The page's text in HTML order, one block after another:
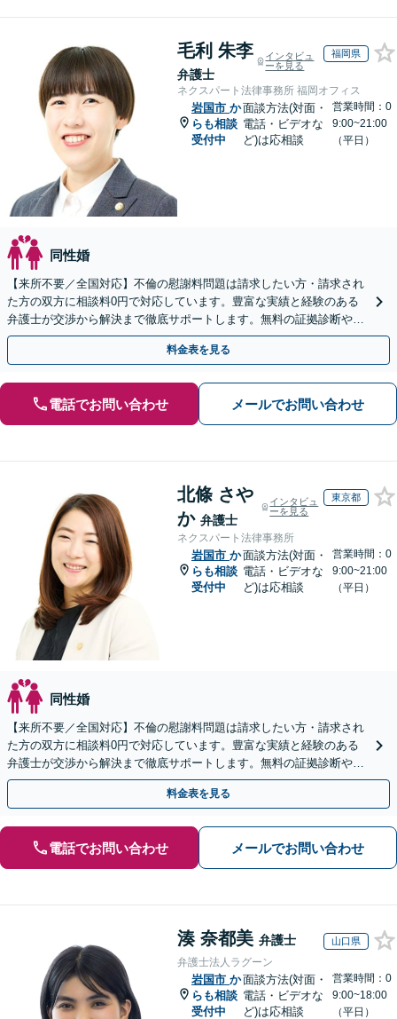
毛利 朱李
弁護士
インタビュ
ーを見る
福岡県
ネクスパート法律事務所 福岡オフィス
岩国市 か
らも相談
受付中
面談方法(対面・
電話・ビデオな
ど)は応相談
営業時間：0
9:00~21:00
（平日）
同性婚
【来所不要／全国対応】不倫の慰謝料問題は請求したい方・請求され
た方の双方に相談料0円で対応しています。豊富な実績と経験のある
弁護士が交渉から解決まで徹底サポートします。無料の証拠診断や着
手金の返還保証もありますので安心してご相談ください。
料金表を見る
電話でお問い合わせ メールでお問い合わせ
北條 さや
か 弁護士
インタビュ
ーを見る
東京都
ネクスパート法律事務所
岩国市 か
らも相談
受付中
面談方法(対面・
電話・ビデオな
ど)は応相談
営業時間：0
9:00~21:00
（平日）
同性婚
【来所不要／全国対応】不倫の慰謝料問題は請求したい方・請求され
た方の双方に相談料0円で対応しています。豊富な実績と経験のある
弁護士が交渉から解決まで徹底サポートします。無料の証拠診断や着
手金の返還保証もありますので安心してご相談ください。
料金表を見る
電話でお問い合わせ メールでお問い合わせ
湊 奈都美 弁護士 山口県
弁護士法人ラグーン
岩国市 か
らも相談
受付中
面談方法(対面・
電話・ビデオな
ど)は応相談
営業時間：0
9:00~18:00
（平日）